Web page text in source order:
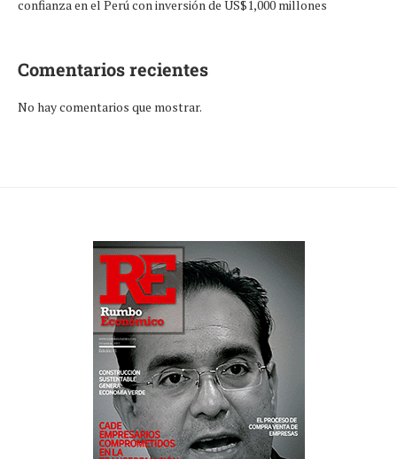
confianza en el Perú con inversión de US$1,000 millones
Comentarios recientes
No hay comentarios que mostrar.